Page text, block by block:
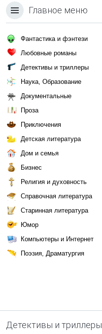
Главное меню
Фантастика и фэнтези
Любовные романы
Детективы и триллеры
Наука, Образование
Документальные
Проза
Приключения
Детская литература
Дом и семья
Бизнес
Религия и духовность
Справочная литература
Старинная литература
Юмор
Компьютеры и Интернет
Поэзия, Драматургия
Детективы и триллеры